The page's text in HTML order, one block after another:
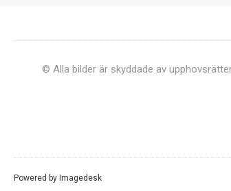
© Alla bilder är skyddade av
Powered by Imagedesk